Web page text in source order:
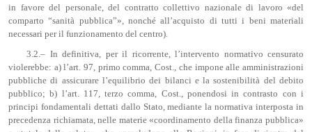
in favore del personale, del contratto collettivo nazionale di lavoro «del
comparto “sanità pubblica”», nonché all’acquisto di tutti i beni materiali
necessari per il funzionamento del centro).
3.2.– In definitiva, per il ricorrente, l’intervento normativo censurato
violerebbe: a) l’art. 97, primo comma, Cost., che impone alle amministrazioni
pubbliche di assicurare l’equilibrio dei bilanci e la sostenibilità del debito
pubblico; b) l’art. 117, terzo comma, Cost., ponendosi in contrasto con i
principi fondamentali dettati dallo Stato, mediante la normativa interposta in
precedenza richiamata, nelle materie «coordinamento della finanza pubblica»